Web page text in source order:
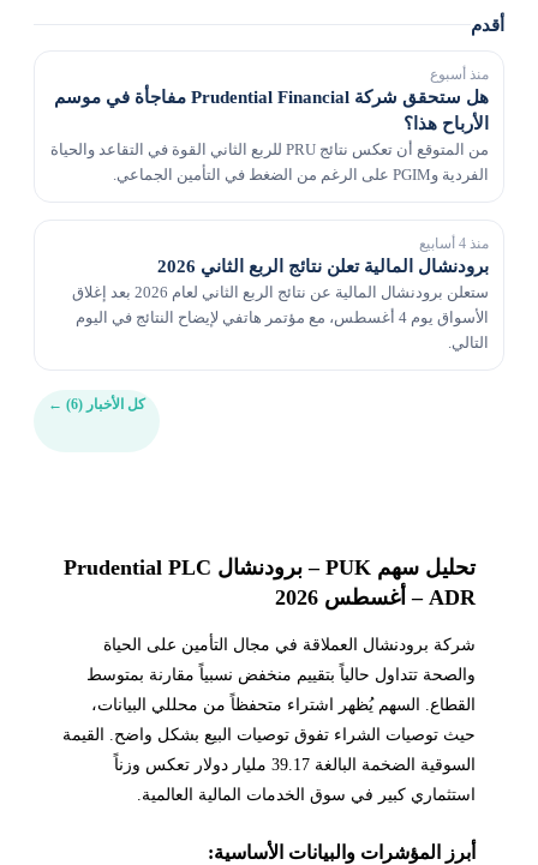
أقدم
منذ أسبوع
هل ستحقق شركة Prudential Financial مفاجأة في موسم
الأرباح هذا؟
من المتوقع أن تعكس نتائج PRU للربع الثاني القوة في التقاعد والحياة
الفردية وPGIM على الرغم من الضغط في التأمين الجماعي.
منذ 4 أسابيع
برودنشال المالية تعلن نتائج الربع الثاني 2026
ستعلن برودنشال المالية عن نتائج الربع الثاني لعام 2026 بعد إغلاق
الأسواق يوم 4 أغسطس، مع مؤتمر هاتفي لإيضاح النتائج في اليوم
التالي.
كل الأخبار (6) ←
تحليل سهم PUK – برودنشال Prudential PLC
ADR – أغسطس 2026
شركة برودنشال العملاقة في مجال التأمين على الحياة
والصحة تتداول حالياً بتقييم منخفض نسبياً مقارنة بمتوسط
القطاع. السهم يُظهر اشتراء متحفظاً من محللي البيانات،
حيث توصيات الشراء تفوق توصيات البيع بشكل واضح. القيمة
السوقية الضخمة البالغة 39.17 مليار دولار تعكس وزناً
استثماري كبير في سوق الخدمات المالية العالمية.
أبرز المؤشرات والبيانات الأساسية: